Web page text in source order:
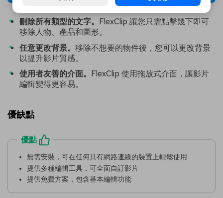
刪除所有類型的文字。 FlexClip 讓您只需點擊幾下即可
移除人物、產品和圖形。
任意更改背景。 移除不想要的物件後，您可以更改背景
以提升影片質感。
使用者友善的介面。
FlexClip 使用拖放式介面，讓影片
編輯變得更容易。
優缺點
優點
無需安裝，可在任何具有網路連線的裝置上輕鬆使用
提供多種編輯工具，可全面自訂影片
提供免費方案，包含基本編輯功能